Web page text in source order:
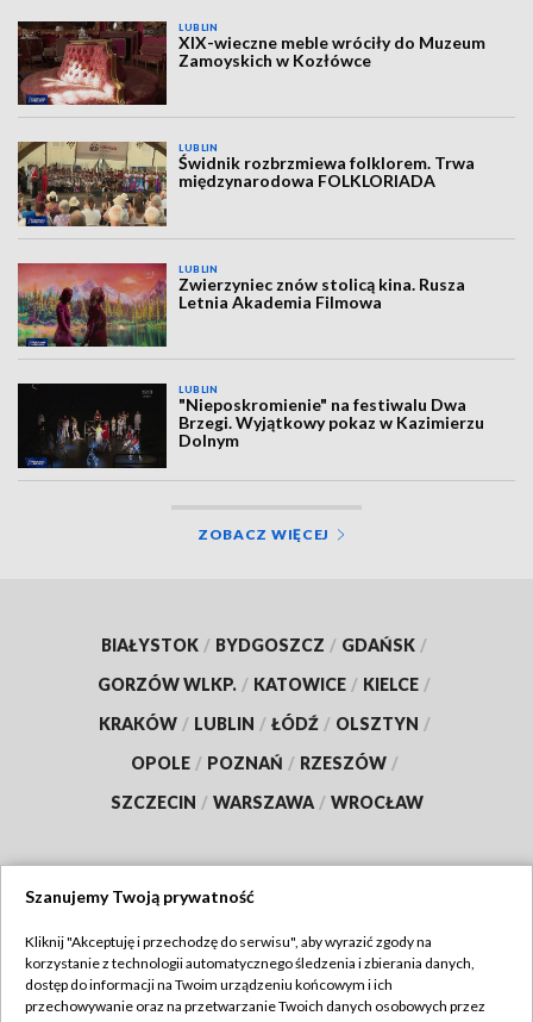
LUBLIN
XIX-wieczne meble wróciły do Muzeum
Zamoyskich w Kozłówce
LUBLIN
Świdnik rozbrzmiewa folklorem. Trwa
międzynarodowa FOLKLORIADA
LUBLIN
Zwierzyniec znów stolicą kina. Rusza
Letnia Akademia Filmowa
LUBLIN
"Nieposkromienie" na festiwalu Dwa
Brzegi. Wyjątkowy pokaz w Kazimierzu
Dolnym
ZOBACZ WIĘCEJ
BIAŁYSTOK / BYDGOSZCZ / GDAŃSK /
GORZÓW WLKP. / KATOWICE / KIELCE /
KRAKÓW / LUBLIN / ŁÓDŹ / OLSZTYN /
OPOLE / POZNAŃ / RZESZÓW /
SZCZECIN / WARSZAWA / WROCŁAW
TVP
Abonament TVP
Regulamin TVP
Szanujemy Twoją prywatność
Kliknij "Akceptuję i przechodzę do serwisu", aby wyrazić zgody na
korzystanie z technologii automatycznego śledzenia i zbierania danych,
dostęp do informacji na Twoim urządzeniu końcowym i ich
przechowywanie oraz na przetwarzanie Twoich danych osobowych przez